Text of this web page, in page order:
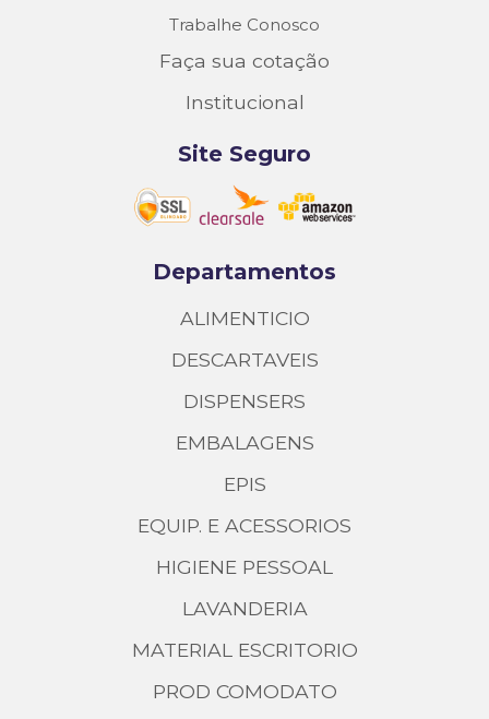
Trabalhe Conosco
Faça sua cotação
Institucional
Site Seguro
Departamentos
ALIMENTICIO
DESCARTAVEIS
DISPENSERS
EMBALAGENS
EPIS
EQUIP. E ACESSORIOS
HIGIENE PESSOAL
LAVANDERIA
MATERIAL ESCRITORIO
PROD COMODATO